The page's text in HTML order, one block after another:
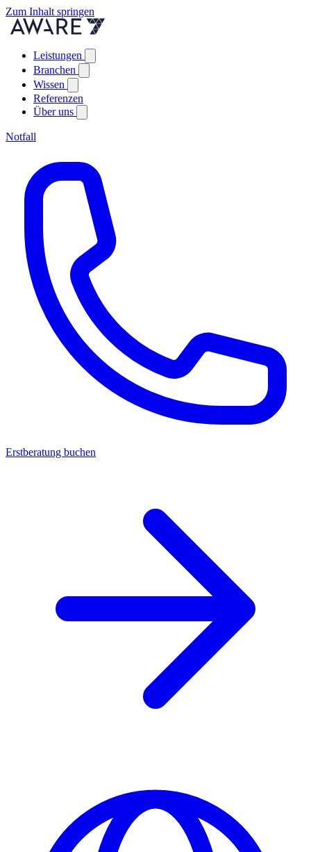
Zum Inhalt springen
Leistungen
Branchen
Wissen
Referenzen
Über uns
Notfall
Erstberatung buchen